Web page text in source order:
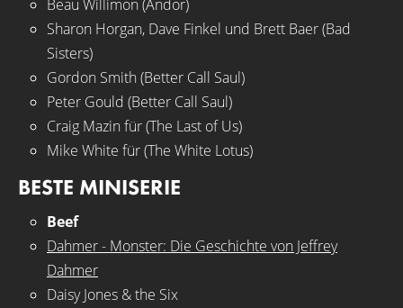
Beau Willimon (Andor)
Sharon Horgan, Dave Finkel und Brett Baer (Bad
Sisters)
Gordon Smith (Better Call Saul)
Peter Gould (Better Call Saul)
Craig Mazin für (The Last of Us)
Mike White für (The White Lotus)
BESTE MINISERIE
Beef
Dahmer - Monster: Die Geschichte von Jeffrey
Dahmer
Daisy Jones & the Six